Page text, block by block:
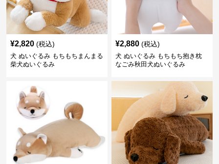
¥2,820 (税込)
犬 ぬいぐるみ もちもちまんまる
柴犬ぬいぐるみ
¥2,880 (税込)
犬 ぬいぐるみ もちもち抱き枕
なごみ秋田犬ぬいぐるみ